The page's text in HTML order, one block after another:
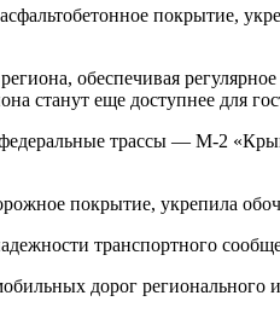
покрытие,
обеспечивая
станут еще доступнее для
федеральные трассы — М-2
покрытие, укрепила
транспортного
дорог